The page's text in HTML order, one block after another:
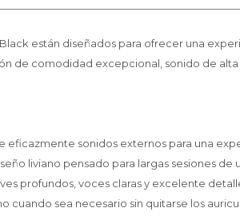
están diseñados para ofrecer una
de comodidad excepcional, sonido de
sonidos externos para una
liviano pensado para largas sesiones de
profundos, voces claras y excelente
cuando sea necesario sin quitarse los